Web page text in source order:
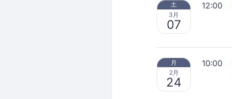
土
3月
07
12:00
月
2月
24
10:00